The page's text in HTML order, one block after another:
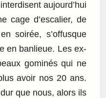
aujourd’hui
cage d’escalier, de
soirée, s’offusque
en banlieue. Les ex-
gominés qui ne
avoir nos 20 ans.
que nous, alors ils